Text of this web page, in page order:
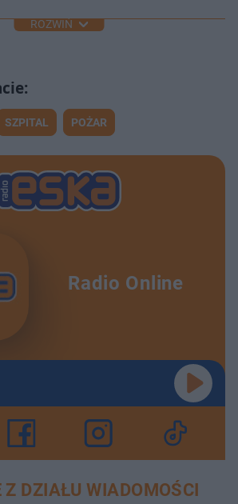
ROZWIŃ
SZPITAL POŻAR
Radio Online
DZIAŁU WIADOMOŚCI